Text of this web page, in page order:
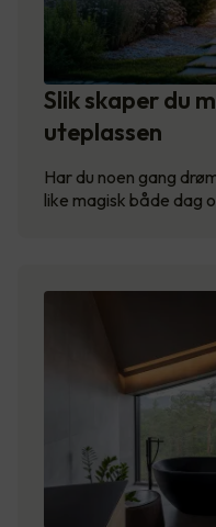
Slik skaper du
uteplassen
Har du noen gang
like magisk både dag